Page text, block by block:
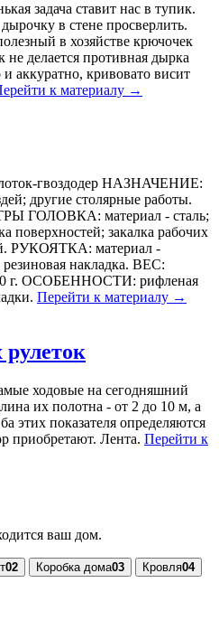
задача ставит нас в тупик.
в стене просверлить.
в хозяйстве крючочек
делается противная дырка
аккуратно, кривовато висит
к материалу →
гвоздодер НАЗНАЧЕНИЕ:
другие столярные работы.
материал - сталь;
поверхностей; закалка рабочих
РУКОЯТКА: материал -
резиновая накладка. ВЕС:
г. ОСОБЕННОСТИ: рифленая
Перейти к материалу →
ходовые на сегодняшний
их полотна - от 2 до 10 м, а
этих показателя определяются
приобретают. Лента. Перейти к
ваш дом.
02 Коробка дома03 Кровля04